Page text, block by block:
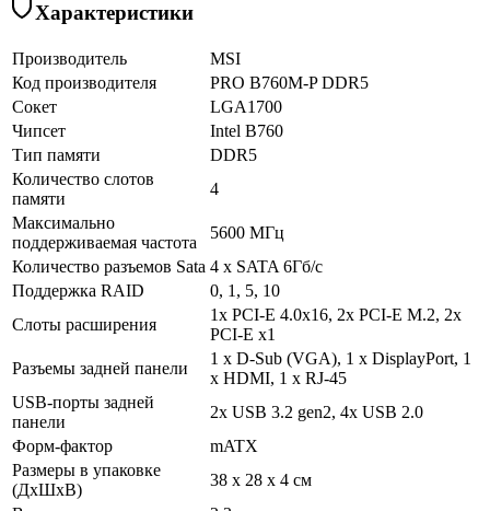
Характеристики
Производитель
MSI
Код производителя
PRO B760M-P DDR5
Сокет
LGA1700
Чипсет
Intel B760
Тип памяти
DDR5
Количество слотов
памяти
4
Максимально
поддерживаемая частота
5600 МГц
Количество разъемов Sata 4 х SATA 6Гб/с
Поддержка RAID
0, 1, 5, 10
Слоты расширения
1x PCI-E 4.0x16, 2x PCI-E M.2, 2x
PCI-E x1
Разъемы задней панели
1 х D-Sub (VGA), 1 х DisplayPort, 1
х HDMI, 1 х RJ-45
USB-порты задней
панели
2x USB 3.2 gen2, 4x USB 2.0
Форм-фактор
mATX
Размеры в упаковке
(ДхШхВ)
38 x 28 x 4 см